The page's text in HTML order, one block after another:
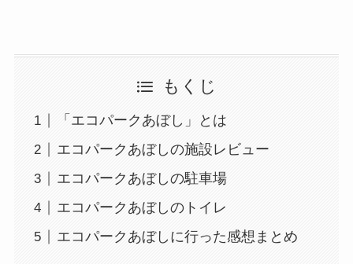
もくじ
「エコパークあぼし」とは
エコパークあぼしの施設レビュー
エコパークあぼしの駐車場
エコパークあぼしのトイレ
エコパークあぼしに行った感想まとめ